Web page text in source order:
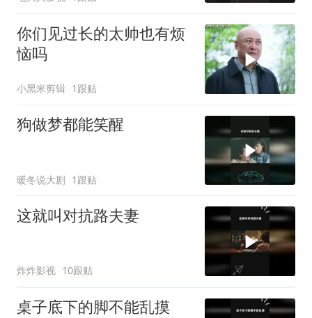
你们见过长的太帅也有烦
恼吗
小黑米剪辑 1跟贴
狗做梦都能笑醒
暖冬说大剧 1跟贴
这就叫对抗路夫妻
炸炸影视 10跟贴
桌子底下的脚不能乱摸